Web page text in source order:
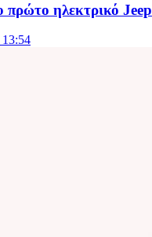
πρώτο ηλεκτρικό Jeep